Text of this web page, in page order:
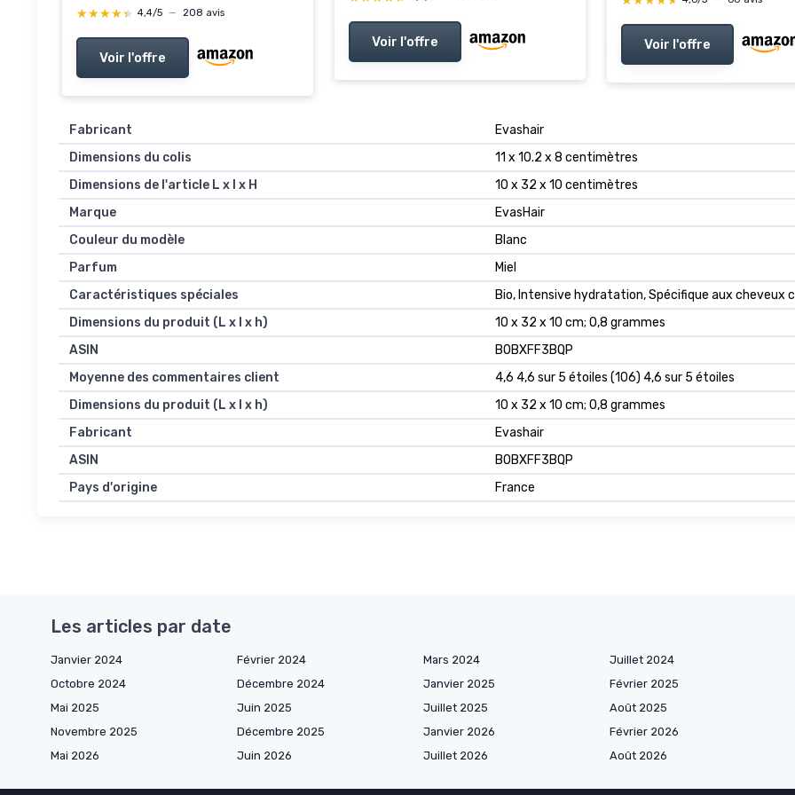
★★★★★
★★★★★ 4,4/5 — 208 avis
Voir l'offre
Voir l'offre Voir l'offre
Fabricant
‎Evashair
Dimensions du colis
‎11 x 10.2 x 8 centimètres
Dimensions de l'article L x l x H
‎10 x 32 x 10 centimètres
Marque
‎EvasHair
Couleur du modèle
‎Blanc
Parfum
‎Miel
Caractéristiques spéciales
‎Bio, Intensive hydratation, Spécifique aux cheveux
Dimensions du produit (L x l x h)
‎10 x 32 x 10 cm; 0,8 grammes
ASIN
‎B0BXFF3BQP
Moyenne des commentaires client
4,6 4,6 sur 5 étoiles (106) 4,6 sur 5 étoiles
Dimensions du produit (L x l x h)
10 x 32 x 10 cm; 0,8 grammes
Fabricant
Evashair
ASIN
B0BXFF3BQP
Pays d'origine
France
Les articles par date
Janvier 2024 Février 2024 Mars 2024 Juillet 2024
Octobre 2024
Décembre 2024 Janvier 2025 Février 2025
Mai 2025
Juin 2025 Juillet 2025 Août 2025
Novembre 2025
Décembre 2025 Janvier 2026 Février 2026
Mai 2026
Juin 2026 Juillet 2026 Août 2026